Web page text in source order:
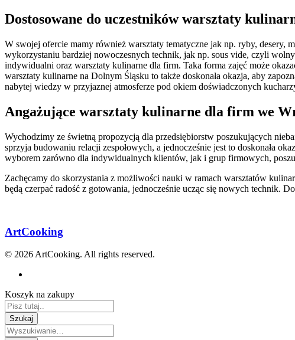
Dostosowane do uczestników warsztaty
W swojej ofercie mamy również warsztaty tematyczne jak np. ryby, desery,
wykorzystaniu bardziej nowoczesnych technik, jak np. sous vide, czyli
indywidualni oraz warsztaty kulinarne dla firm. Taka forma zajęć może
warsztaty kulinarne na Dolnym Śląsku to także doskonała okazja, aby
nabytej wiedzy w przyjaznej atmosferze pod okiem doświadczonych
Angażujące warsztaty kulinarne dla firm we
Wychodzimy ze świetną propozycją dla przedsiębiorstw poszukujących
sprzyja budowaniu relacji zespołowych, a jednocześnie jest to doskonała
wyborem zarówno dla indywidualnych klientów, jak i grup firmowych,
Zachęcamy do skorzystania z możliwości nauki w ramach warsztatów
będą czerpać radość z gotowania, jednocześnie ucząc się nowych technik.
ArtCooking
© 2026 ArtCooking. All rights reserved.
Koszyk na zakupy